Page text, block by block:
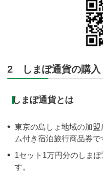
2 しまぽ通貨の購入
しまぽ通貨とは
東京の島しょ地域の加
ム付き宿泊旅行商品券で
1セット1万円分のしま
す。